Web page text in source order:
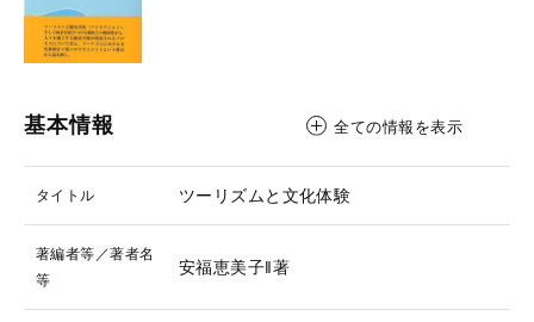
基本情報 全ての情報を表示
タイトル ツーリズムと文化体験
著編者等／著者名
等
安福恵美子‖著